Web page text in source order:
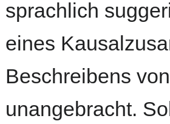
sprachlich
eines
Beschreibens
unangebracht.